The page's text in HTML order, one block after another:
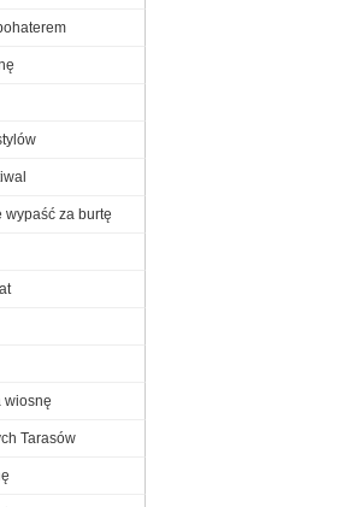
wypaść za burtę
wiosnę
Tarasów